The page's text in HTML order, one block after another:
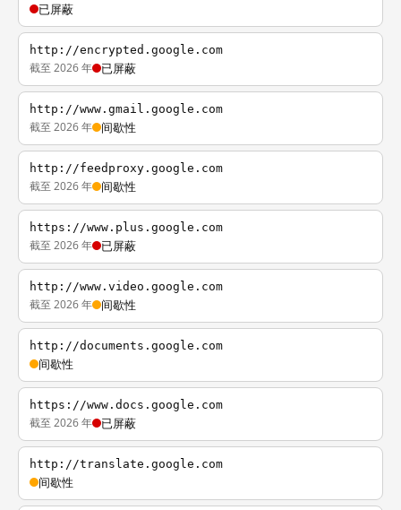
已屏蔽
http://encrypted.google.com
截至 2026 年 已屏蔽
http://www.gmail.google.com
截至 2026 年 间歇性
http://feedproxy.google.com
截至 2026 年 间歇性
https://www.plus.google.com
截至 2026 年 已屏蔽
http://www.video.google.com
截至 2026 年 间歇性
http://documents.google.com
间歇性
https://www.docs.google.com
截至 2026 年 已屏蔽
http://translate.google.com
间歇性